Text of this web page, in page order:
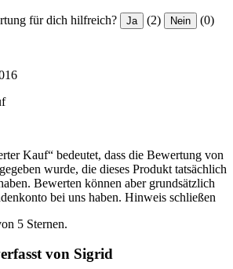
für dich hilfreich? Ja (2) Nein (0)
Kauf“ bedeutet, dass die Bewertung von
wurde, die dieses Produkt tatsächlich
Bewerten können aber grundsätzlich
bei uns haben. Hinweis schließen
5 Sternen.
von Sigrid